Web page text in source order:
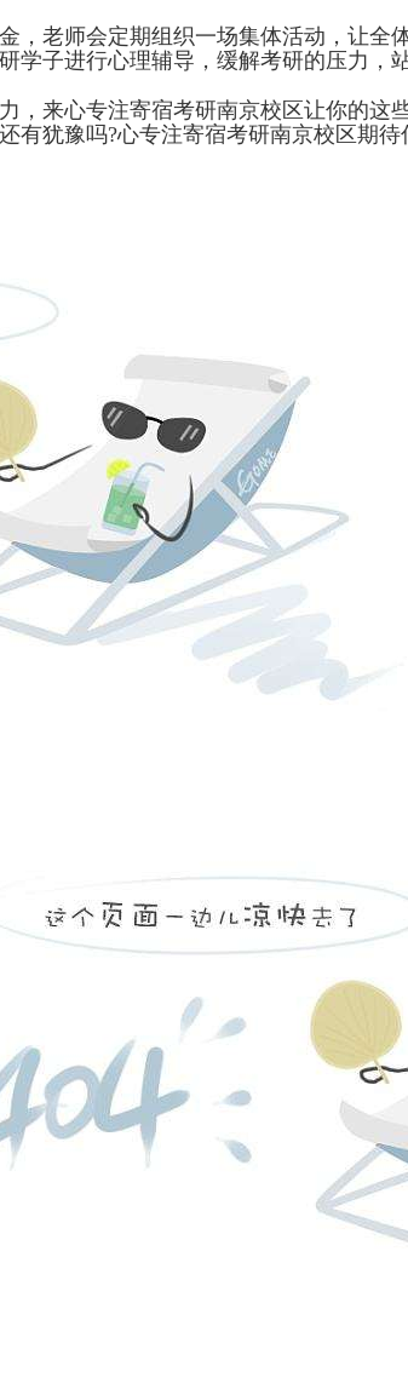
老师会定期组织一场集体活动，让全
学子进行心理辅导，缓解考研的压力
来心专注寄宿考研南京校区让你的这
有犹豫吗?心专注寄宿考研南京校区期待